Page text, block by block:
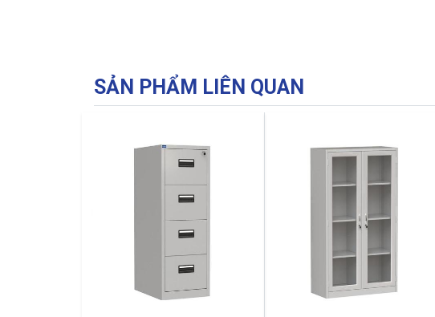
SẢN PHẨM LIÊN QUAN